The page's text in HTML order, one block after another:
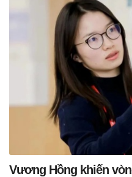
Vương Hồng khiến